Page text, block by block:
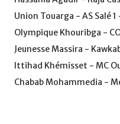
Union Touarga - AS Salé 1
Olympique Khouribga -
Jeunesse Massira -
Ittihad Khémisset - MC
Chabab Mohammedia -